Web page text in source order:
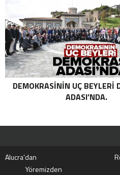
ORTAK OPERASYON!
KATEGORIDEKI
TAŞPINAR ETKISIZ HALE
DEMOKRASININ UÇ BEYLERI
ADASI’NDA.
Alucra’dan
Yöremizden